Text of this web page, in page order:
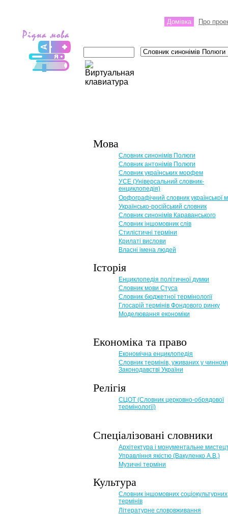
Домівка Про
Мова
Словник синонімів Полюги
Словник антонімів Полюги
Словник українських морфем
УСЕ (Універсальний словник-
енциклопедія)
Орфографічний словник української
Українсько-російський словник
Словник синонімів Караванського
Словник іншомовник слів
Стилістичні терміни
Крилаті вислови
Власні імена людей
Історія
Енциклопедія політичної думки
Словник мови Стуса
Словник бюджетної термінології
Глосарій термінів Фондового ринку
Моделювання економіки
Економіка та право
Eкономічна енциклопедія
Словник термінів, уживаних у
Законодавстві України
Релігія
СЦОТ (Словник церковно-обрядової
термінології)
Спеціалізовані словники
Архітектура і монументальне
Управління якістю (Вакуленко А.В.)
Музичні терміни
Культура
Словник іншомовних соціокультурних
термінів
Літературне слововживання